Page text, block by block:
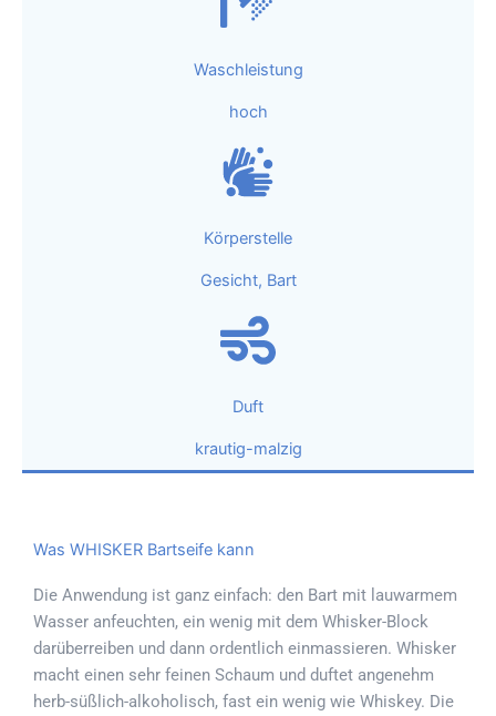
Waschleistung
hoch
Körperstelle
Gesicht, Bart
Duft
krautig-malzig
Was WHISKER Bartseife kann
Die Anwendung ist ganz einfach: den Bart mit lauwarmem
Wasser anfeuchten, ein wenig mit dem Whisker-Block
darüberreiben und dann ordentlich einmassieren. Whisker
macht einen sehr feinen Schaum und duftet angenehm
herb-süßlich-alkoholisch, fast ein wenig wie Whiskey. Die